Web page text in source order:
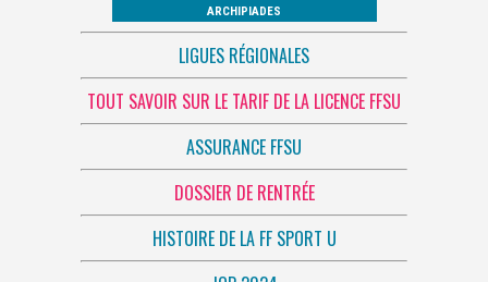
ARCHIPIADES
LIGUES RÉGIONALES
TOUT SAVOIR SUR LE TARIF DE LA LICENCE FFSU
ASSURANCE FFSU
DOSSIER DE RENTRÉE
HISTOIRE DE LA FF SPORT U